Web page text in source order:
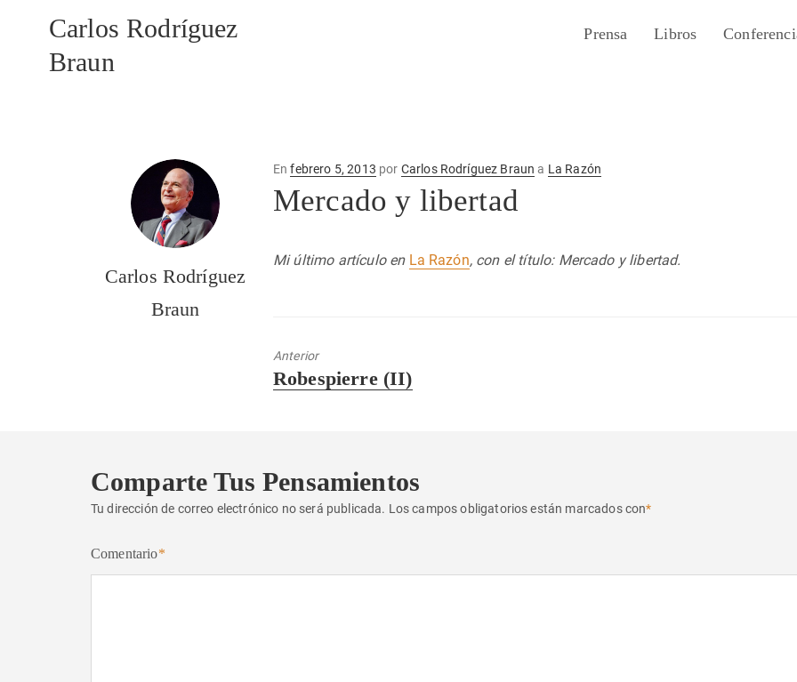
Carlos Rodríguez
Braun
Prensa Libros
Carlos Rodríguez
Braun
EnPublicado
en
febrero 5, 2013 por Carlos Rodríguez Braun a La Razón
Mercado y libertad
Mi último artículo en La Razón, con el título: Mercado y libertad.
Anterior
Entrada
Robespierre (II)
Comparte Tus Pensamientos
Tu dirección de correo electrónico no será publicada. Los campos obligatorios están marcados con*
Comentario*